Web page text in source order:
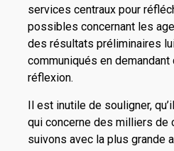
services centraux pour
possibles concernant les
des résultats préliminaires
communiqués en
réflexion.
Il est inutile de souligner,
qui concerne des milliers de
suivons avec la plus grande